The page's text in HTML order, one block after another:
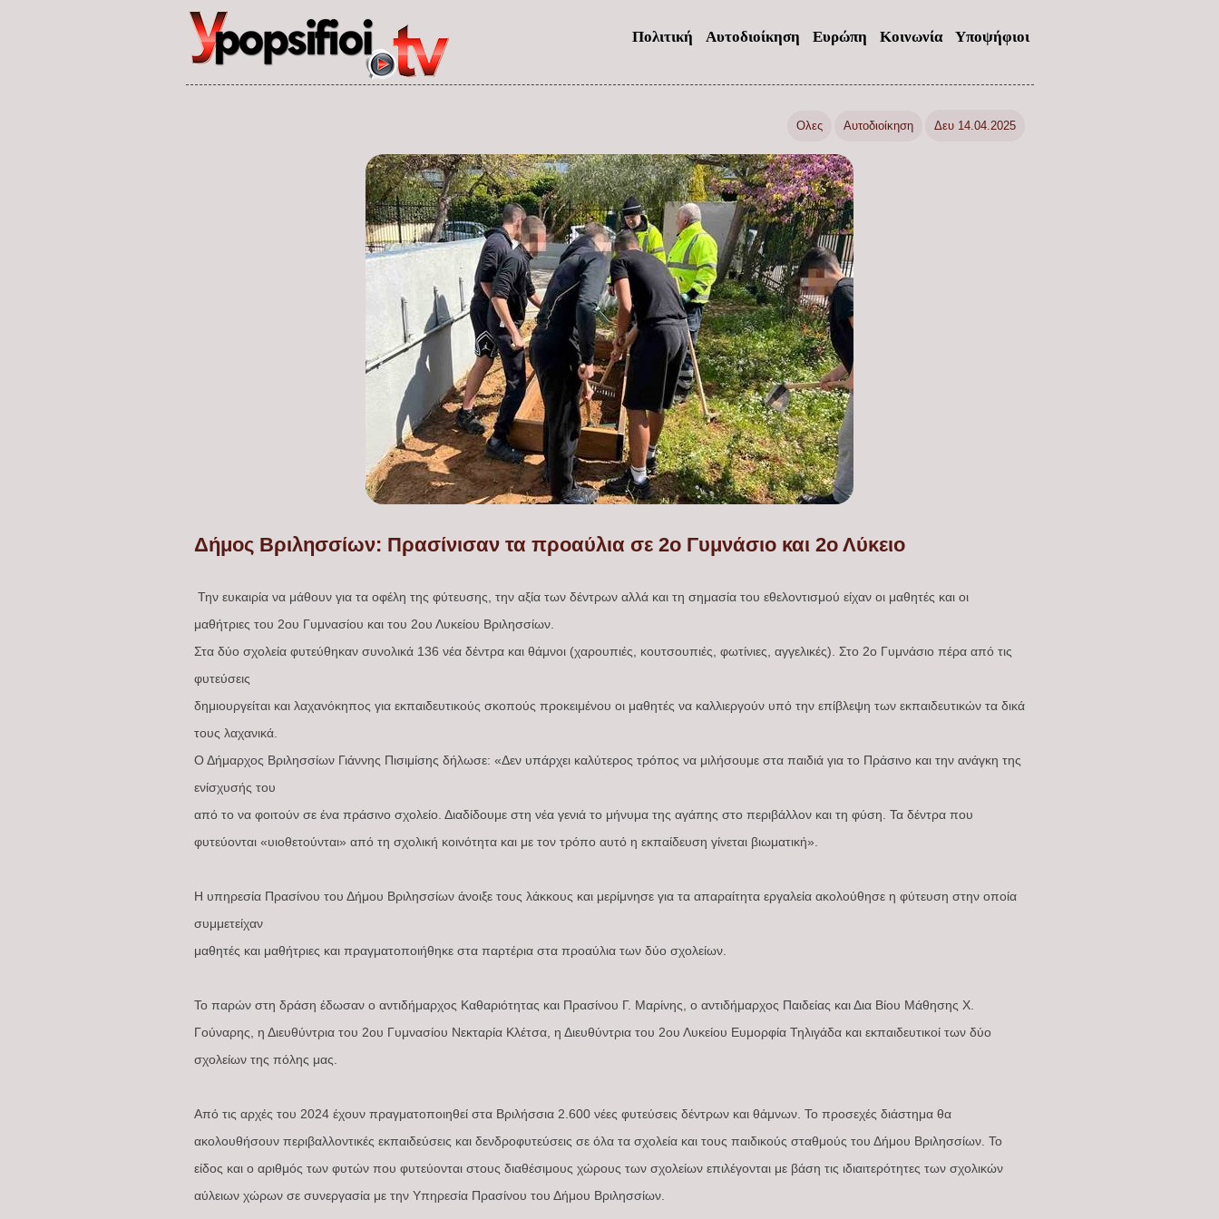
Πολιτική Αυτοδιοίκηση Ευρώπη Κοινωνία Υποψήφιοι
Ολες Αυτοδιοίκηση Δευ 14.04.2025
Δήμος Βριλησσίων: Πρασίνισαν τα προαύλια σε 2ο Γυμνάσιο και 2ο Λύκειο
Την ευκαιρία να μάθουν για τα οφέλη της φύτευσης, την αξία των δέντρων αλλά και τη σημασία του εθελοντισμού είχαν οι μαθητές και οι
μαθήτριες του 2ου Γυμνασίου και του 2ου Λυκείου Βριλησσίων.
Στα δύο σχολεία φυτεύθηκαν συνολικά 136 νέα δέντρα και θάμνοι (χαρουπιές, κουτσουπιές, φωτίνιες, αγγελικές). Στο 2ο Γυμνάσιο πέρα από τις
φυτεύσεις
δημιουργείται και λαχανόκηπος για εκπαιδευτικούς σκοπούς προκειμένου οι μαθητές να καλλιεργούν υπό την επίβλεψη των εκπαιδευτικών τα δικά
τους λαχανικά.
Ο Δήμαρχος Βριλησσίων Γιάννης Πισιμίσης δήλωσε: «Δεν υπάρχει καλύτερος τρόπος να μιλήσουμε στα παιδιά για το Πράσινο και την ανάγκη της
ενίσχυσής του
από το να φοιτούν σε ένα πράσινο σχολείο. Διαδίδουμε στη νέα γενιά το μήνυμα της αγάπης στο περιβάλλον και τη φύση. Τα δέντρα που
φυτεύονται «υιοθετούνται» από τη σχολική κοινότητα και με τον τρόπο αυτό η εκπαίδευση γίνεται βιωματική».
Η υπηρεσία Πρασίνου του Δήμου Βριλησσίων άνοιξε τους λάκκους και μερίμνησε για τα απαραίτητα εργαλεία ακολούθησε η φύτευση στην οποία
συμμετείχαν
μαθητές και μαθήτριες και πραγματοποιήθηκε στα παρτέρια στα προαύλια των δύο σχολείων.
Το παρών στη δράση έδωσαν ο αντιδήμαρχος Καθαριότητας και Πρασίνου Γ. Μαρίνης, ο αντιδήμαρχος Παιδείας και Δια Βίου Μάθησης Χ.
Γούναρης, η Διευθύντρια του 2ου Γυμνασίου Νεκταρία Κλέτσα, η Διευθύντρια του 2ου Λυκείου Ευμορφία Τηλιγάδα και εκπαιδευτικοί των δύο
σχολείων της πόλης μας.
Από τις αρχές του 2024 έχουν πραγματοποιηθεί στα Βριλήσσια 2.600 νέες φυτεύσεις δέντρων και θάμνων. Το προσεχές διάστημα θα
ακολουθήσουν περιβαλλοντικές εκπαιδεύσεις και δενδροφυτεύσεις σε όλα τα σχολεία και τους παιδικούς σταθμούς του Δήμου Βριλησσίων. Το
είδος και ο αριθμός των φυτών που φυτεύονται στους διαθέσιμους χώρους των σχολείων επιλέγονται με βάση τις ιδιαιτερότητες των σχολικών
αύλειων χώρων σε συνεργασία με την Υπηρεσία Πρασίνου του Δήμου Βριλησσίων.